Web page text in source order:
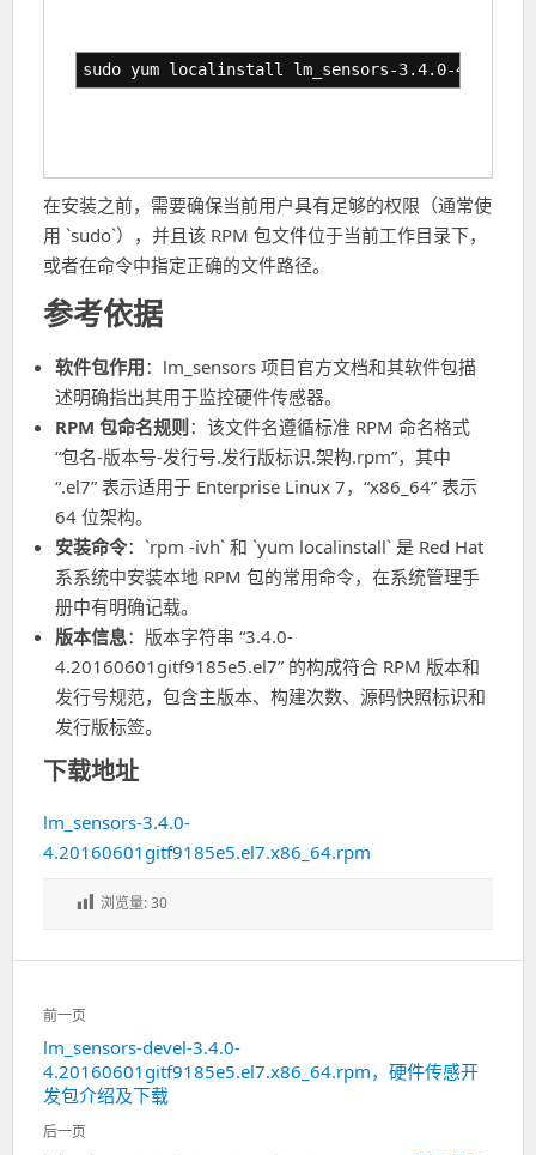
sudo yum localinstall lm_sensors-3.4.0-
在安装之前，需要确保当前用户具有足够的权限（通常使
用 `sudo`），并且该 RPM 包文件位于当前工作目录下，
或者在命令中指定正确的文件路径。
参考依据
软件包作用：lm_sensors 项目官方文档和其软件包描
述明确指出其用于监控硬件传感器。
RPM 包命名规则 ：该文件名遵循标准 RPM 命名格式
“包名-版本号-发行号.发行版标识.架构.rpm”，其中
“.el7” 表示适用于 Enterprise Linux 7，“x86_64” 表示
64 位架构。
安装命令：`rpm -ivh` 和 `yum localinstall` 是 Red Hat
系系统中安装本地 RPM 包的常用命令，在系统管理手
册中有明确记载。
版本信息：版本字符串 “3.4.0-
4.20160601gitf9185e5.el7” 的构成符合 RPM 版本和
发行号规范，包含主版本、构建次数、源码快照标识和
发行版标签。
下载地址
lm_sensors-3.4.0-
4.20160601gitf9185e5.el7.x86_64.rpm
浏览量:30
文
章
导
航
前一页
上
一
篇：
lm_sensors-devel-3.4.0-
4.20160601gitf9185e5.el7.x86_64.rpm，硬件传感开
发包介绍及下载
后一页